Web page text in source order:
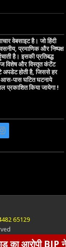
वेबसाइट है। जो हिंदी
प्रमाणिक और निष्पक्ष
है। इसकी प्रतिबद्ध
विशेष और विस्तृत कंटेंट
अपडेट होती है, जिससे हर
आस-पास घटित घटनाये
प्रकाशित किया जायेगा !
65129
BJP नेता